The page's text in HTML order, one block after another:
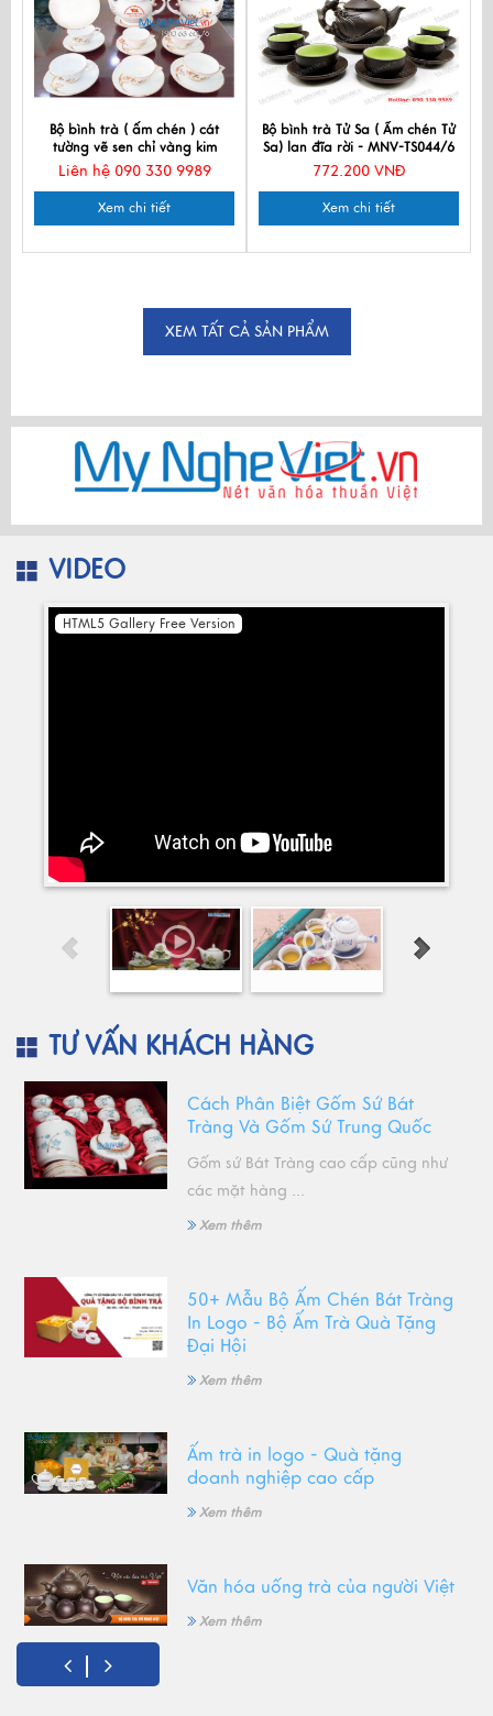
Bộ bình trà ( ấm chén ) cát
tường vẽ sen chỉ vàng kim
HDCT02
Liên hệ 090 330 9989
Xem chi tiết
Bộ bình trà Tử Sa ( Ấm chén Tử
Sa) lan đĩa rời - MNV-TS044/6
772.200 VNĐ
Xem chi tiết
XEM TẤT CẢ SẢN PHẨM
VIDEO
HTML5 Gallery Free Version
TƯ VẤN KHÁCH HÀNG
Cách Phân Biệt Gốm Sứ Bát
Tràng Và Gốm Sứ Trung Quốc
Gốm sứ Bát Tràng cao cấp cũng như
các mặt hàng ...
Xem thêm
50+ Mẫu Bộ Ấm Chén Bát Tràng
In Logo - Bộ Ấm Trà Quà Tặng
Đại Hội
Xem thêm
Ấm trà in logo - Quà tặng
doanh nghiệp cao cấp
Xem thêm
Văn hóa uống trà của người Việt
Xem thêm